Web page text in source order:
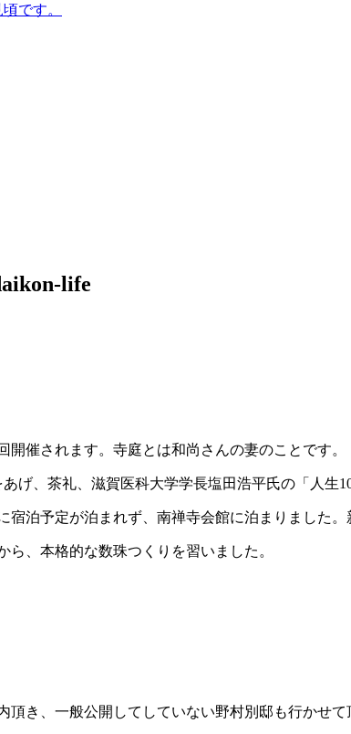
です。
life
開催されます。寺庭とは和尚さんの妻のことです
げ、茶礼、滋賀医科大学学長塩田浩平氏の「人生
宿泊予定が泊まれず、南禅寺会館に泊まりました
ら、本格的な数珠つくりを習いました。
頂き、一般公開してしていない野村別邸も行かせ